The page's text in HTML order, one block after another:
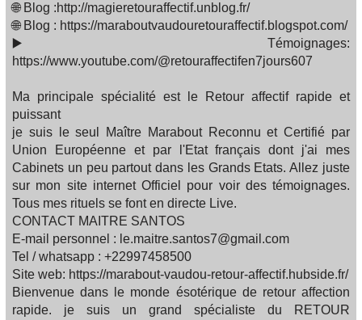
🌐 Blog :http://magieretouraffectif.unblog.fr/
🌐 Blog : https://maraboutvaudouretouraffectif.blogspot.com/
▶️ Témoignages:
https://www.youtube.com/@retouraffectifen7jours607
Ma principale spécialité est le Retour affectif rapide et
puissant
je suis le seul Maître Marabout Reconnu et Certifié par
Union Européenne et par l'Etat français dont j'ai mes
Cabinets un peu partout dans les Grands Etats. Allez juste
sur mon site internet Officiel pour voir des témoignages.
Tous mes rituels se font en directe Live.
CONTACT MAITRE SANTOS
E-mail personnel : le.maitre.santos7@gmail.com
Tel / whatsapp : +22997458500
Site web: https://marabout-vaudou-retour-affectif.hubside.fr/
Bienvenue dans le monde ésotérique de retour affection
rapide. je suis un grand spécialiste du RETOUR